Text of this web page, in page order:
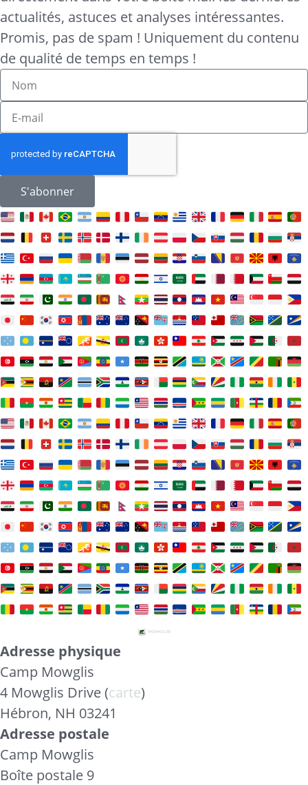
actualités, astuces et analyses intéressantes.
Promis, pas de spam ! Uniquement du contenu
de qualité de temps en temps !
S'abonner
Adresse physique
Camp Mowglis
4 Mowglis Drive (carte)
Hébron, NH 03241
Adresse postale
Camp Mowglis
Boîte postale 9